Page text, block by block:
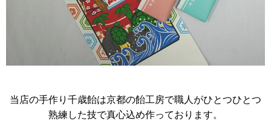
当店の手作り千歳飴は京都の飴工房で職人がひとつひとつ
熟練した技で真心込め作っております。